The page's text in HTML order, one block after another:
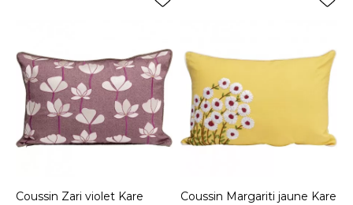
Coussin Zari violet Kare
Coussin Margariti jaune Kare